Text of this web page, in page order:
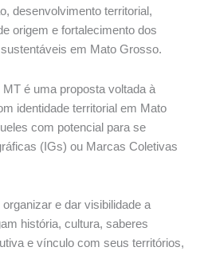
desenvolvimento territorial,
origem e fortalecimento dos
em Mato Grosso.
é uma proposta voltada à
identidade territorial em Mato
com potencial para se
(IGs) ou Marcas Coletivas
e dar visibilidade a
história, cultura, saberes
e vínculo com seus territórios,